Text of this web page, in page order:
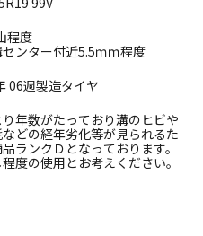
程度
ンター付近5.5ｍｍ程度
06週製造タイヤ
年数がたっており溝のヒビや
どの経年劣化等が見られるた
ランクＤとなっております。
度の使用とお考えください。